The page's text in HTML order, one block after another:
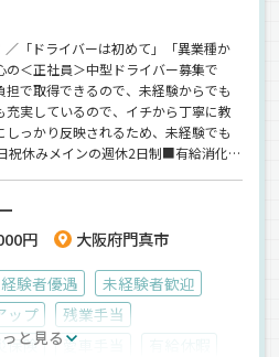
「ドライバーは初めて」「異業種か
の＜正社員＞中型ドライバー募集で
で取得できるので、未経験からでも
実しているので、イチから丁寧に教
っかり反映されるため、未経験でも
休みメインの週休2日制■有給消化率
円
大阪府門真市
経験者優遇
未経験者歓迎
ップ
残業手当
保険 愛車手当
と見る